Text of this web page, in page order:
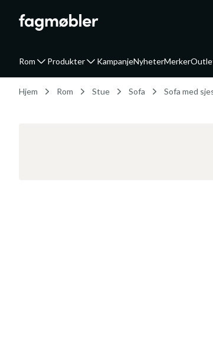
Rom Produkter KampanjeNyheterMerker
Hjem Rom Stue Sofa Sofa med